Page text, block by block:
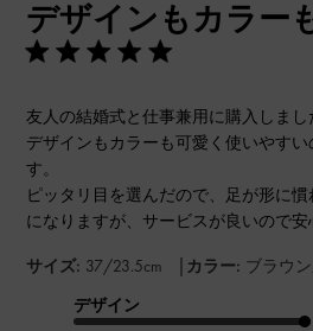
デザインもカラー
友人の結婚式と仕事兼用に購入しまし
デザインもカラーも可愛く使いやす
す。
ピッタリ目を選んだので、足が形に
になりますが、サービスが良いので安
サイズ: 37/23.5cm | カラー: ブラウ
デザイン